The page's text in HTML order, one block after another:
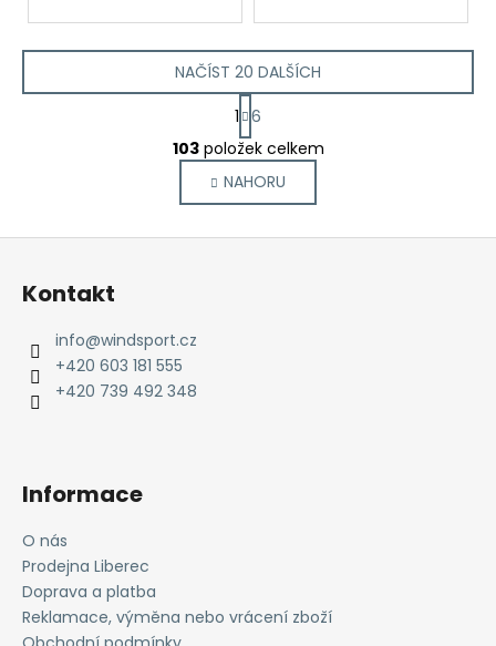
O
v
l
á
d
NAČÍST 20 DALŠÍCH
S
t
r
á
n
k
1 6
103položek celkem
NAHORU
Z
Kontakt
info@windsport.cz
+420 603 181 555
+420 739 492 348
Informace
O nás
Prodejna Liberec
Doprava a platba
Reklamace, výměna nebo vrácení zboží